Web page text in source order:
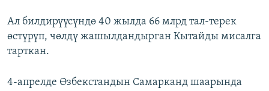
Ал билдирүүсүндө 40 жылда 66 млрд тал-терек
өстүрүп, чөлдү жашылдандырган Кытайды мисалга
тарткан.
4-апрелде Өзбекстандын Самарканд шаарында